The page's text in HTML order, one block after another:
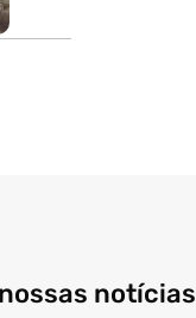
notícias